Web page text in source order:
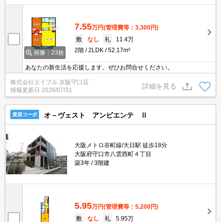
画像：23枚
7.55万円(管理費等：3,300円)
敷
なし 礼
11.4万
2階
2LDK 52.17m²
あなたの新生活を応援します。ぜひお問合せください。
株式会社エイブル 京阪守口店
情報更新日 2026/07/31
詳細を見る
賃貸コーポ オ－ヴェスト アンビエンテ Ⅱ
大阪メトロ谷町線/大日駅 徒歩18分
大阪府守口市八雲西町４丁目
築3年
3階建
5.95万円(管理費等：5,200円)
敷
なし 礼
5.95万